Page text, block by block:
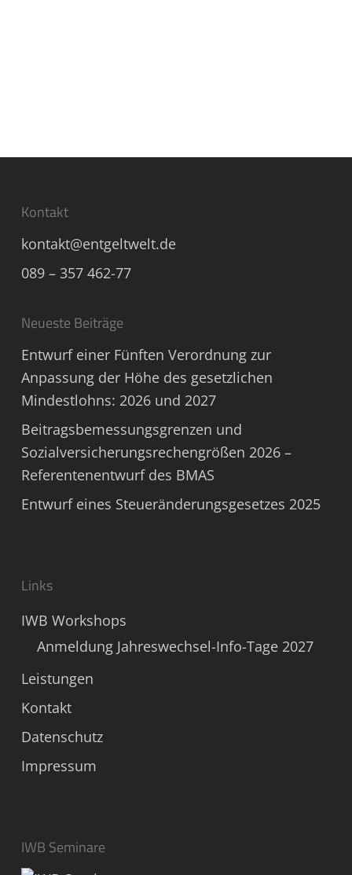
Kontakt
kontakt@entgeltwelt.de
089 – 357 462-77
Neueste Beiträge
Entwurf einer Fünften Verordnung zur
Anpassung der Höhe des gesetzlichen
Mindestlohns: 2026 und 2027
Beitragsbemessungsgrenzen und
Sozialversicherungsrechengrößen 2026 –
Referentenentwurf des BMAS
Entwurf eines Steueränderungsgesetzes 2025
Links
IWB Workshops
Anmeldung Jahreswechsel-Info-Tage 2027
Leistungen
Kontakt
Datenschutz
Impressum
IWB Seminare